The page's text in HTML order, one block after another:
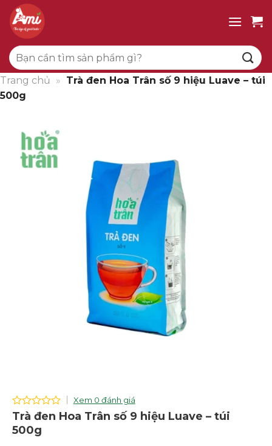
qua
dung
Tìm
kiếm:
Trang chủ » Trà đen Hoa Trân số 9 hiệu Luave – túi
500g
0
out
of
Xem 0 đánh giá
Trà đen Hoa Trân số 9 hiệu Luave – túi
500g